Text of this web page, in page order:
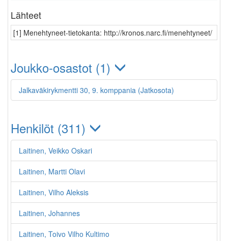
Lähteet
[1] Menehtyneet-tietokanta: http://kronos.narc.fi/menehtyneet/
Joukko-osastot (1)
Jalkaväkirykmentti 30, 9. komppania (Jatkosota)
Henkilöt (311)
Laitinen, Veikko Oskari
Laitinen, Martti Olavi
Laitinen, Vilho Aleksis
Laitinen, Johannes
Laitinen, Toivo Vilho Kultimo